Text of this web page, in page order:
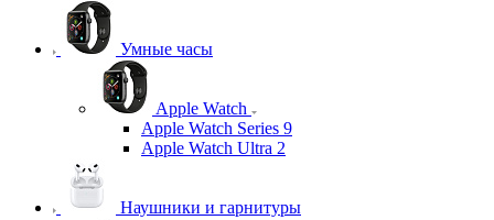
Умные часы
Apple Watch
Apple Watch Series 9
Apple Watch Ultra 2
Наушники и гарнитуры